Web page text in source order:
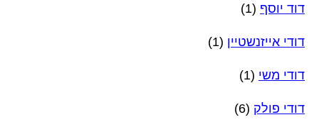
דוד יוסף (1)
דודי אייזנשטיין (1)
דודי משי (1)
דודי פולק (6)